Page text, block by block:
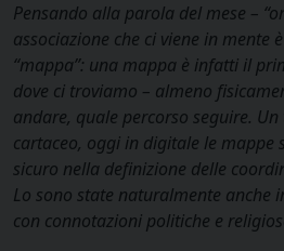
Pensando alla parola del mese –
associazione che ci viene in mente
“mappa”: una mappa è infatti il
dove ci troviamo – almeno
andare, quale percorso seguire.
cartaceo, oggi in digitale le mappe
sicuro nella definizione delle
Lo sono state naturalmente anche
con connotazioni politiche e